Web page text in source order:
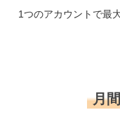
1つのアカウントで最
月